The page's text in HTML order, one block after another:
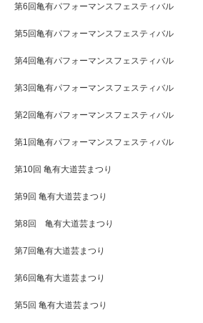
第6回亀有パフォーマンスフェスティバル
第5回亀有パフォーマンスフェスティバル
第4回亀有パフォーマンスフェスティバル
第3回亀有パフォーマンスフェスティバル
第2回亀有パフォーマンスフェスティバル
第1回亀有パフォーマンスフェスティバル
第10回 亀有大道芸まつり
第9回 亀有大道芸まつり
第8回 亀有大道芸まつり
第7回亀有大道芸まつり
第6回亀有大道芸まつり
第5回 亀有大道芸まつり